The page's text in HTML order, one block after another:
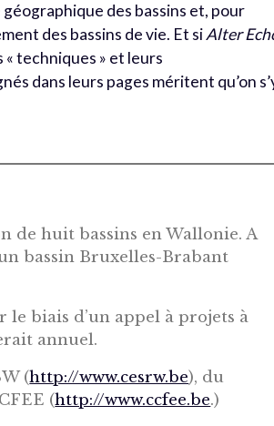
des bassins et, pour
des bassins de vie. Et siAlter
techniques » et leurs
dans leurs pages méritent qu’on
de huit bassins en Wallonie. A
bassin Bruxelles-Brabant
le biais d’un appel à projets à
annuel.
(http://www.cesrw.be), du
(http://www.ccfee.be.)